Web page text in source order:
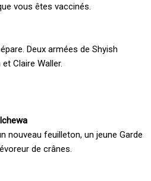
vous êtes vaccinés.
Deux armées de Shyish
Claire Waller.
nouveau feuilleton, un jeune Garde
de crânes.